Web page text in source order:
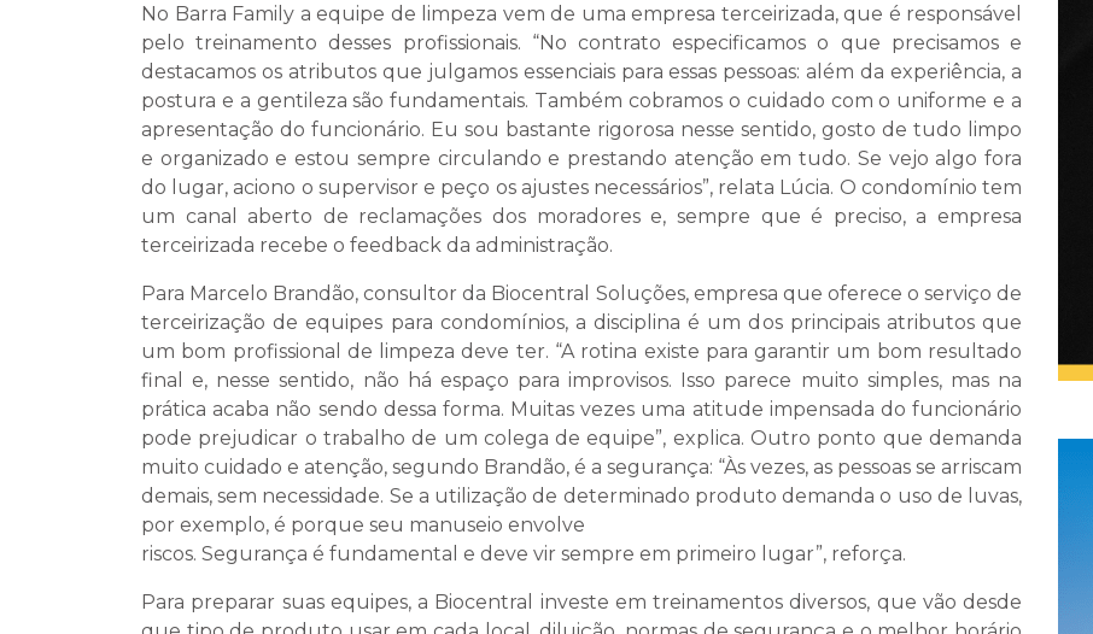
No Barra Family a equipe de limpeza vem de uma empresa terceirizada, que é responsável
pelo treinamento desses profissionais. “No contrato especificamos o que precisamos e
destacamos os atributos que julgamos essenciais para essas pessoas: além da experiência, a
postura e a gentileza são fundamentais. Também cobramos o cuidado com o uniforme e a
apresentação do funcionário. Eu sou bastante rigorosa nesse sentido, gosto de tudo limpo
e organizado e estou sempre circulando e prestando atenção em tudo. Se vejo algo fora
do lugar, aciono o supervisor e peço os ajustes necessários”, relata Lúcia. O condomínio tem
um canal aberto de reclamações dos moradores e, sempre que é preciso, a empresa
terceirizada recebe o feedback da administração.
Para Marcelo Brandão, consultor da Biocentral Soluções, empresa que oferece o serviço de
terceirização de equipes para condomínios, a disciplina é um dos principais atributos que
um bom profissional de limpeza deve ter. “A rotina existe para garantir um bom resultado
final e, nesse sentido, não há espaço para improvisos. Isso parece muito simples, mas na
prática acaba não sendo dessa forma. Muitas vezes uma atitude impensada do funcionário
pode prejudicar o trabalho de um colega de equipe”, explica. Outro ponto que demanda
muito cuidado e atenção, segundo Brandão, é a segurança: “Às vezes, as pessoas se arriscam
demais, sem necessidade. Se a utilização de determinado produto demanda o uso de luvas,
por exemplo, é porque seu manuseio envolve
riscos. Segurança é fundamental e deve vir sempre em primeiro lugar”, reforça.
Para preparar suas equipes, a Biocentral investe em treinamentos diversos, que vão desde